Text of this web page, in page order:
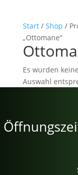
Start/ Shop /
„Ottomane“
Es wurden
Auswahl